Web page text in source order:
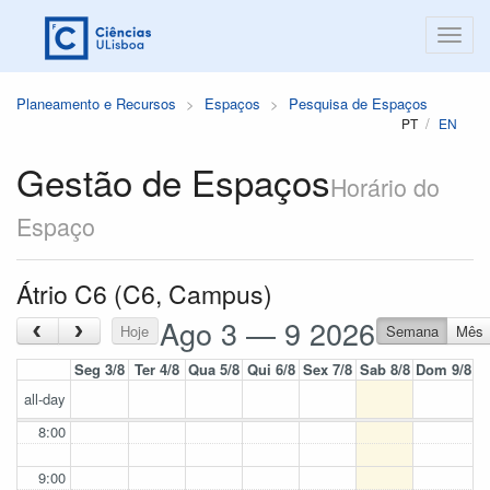
Planeamento e Recursos Espaços Pesquisa de Espaços
PT EN
Gestão de EspaçosHorário do
Espaço
Átrio C6 (C6, Campus)
‹ › Hoje Ago 3 — 9 2026 Semana
Mês
Seg 3/8 Ter 4/8 Qua 5/8 Qui 6/8 Sex 7/8 Sab 8/8 Dom 9/8
all-day
8:00
9:00